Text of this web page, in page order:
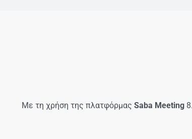
Με τη χρήση της πλατφόρμας Saba Meeting